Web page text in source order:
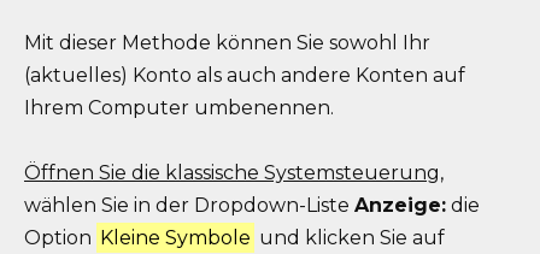
Mit dieser Methode können Sie sowohl Ihr
(aktuelles) Konto als auch andere Konten auf
Ihrem Computer umbenennen.
Öffnen Sie die klassische Systemsteuerung,
wählen Sie in der Dropdown-Liste Anzeige: die
Option Kleine Symbole und klicken Sie auf